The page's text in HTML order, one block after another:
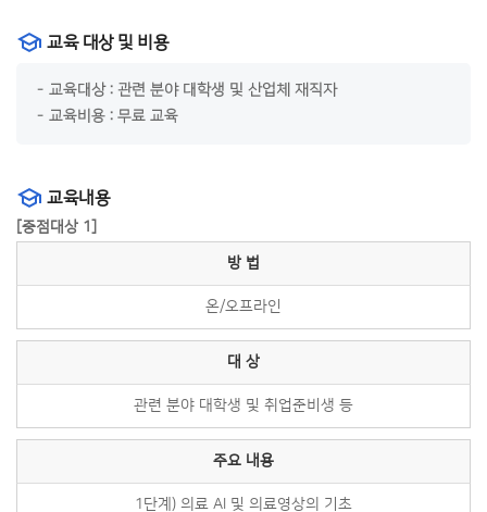
교육 대상 및 비용
교육대상 : 관련 분야 대학생 및 산업체 재직자
교육비용 : 무료 교육
교육내용
[중점대상 1]
방 법
온/오프라인
대 상
관련 분야 대학생 및 취업준비생 등
주요 내용
1단계) 의료 AI 및 의료영상의 기초